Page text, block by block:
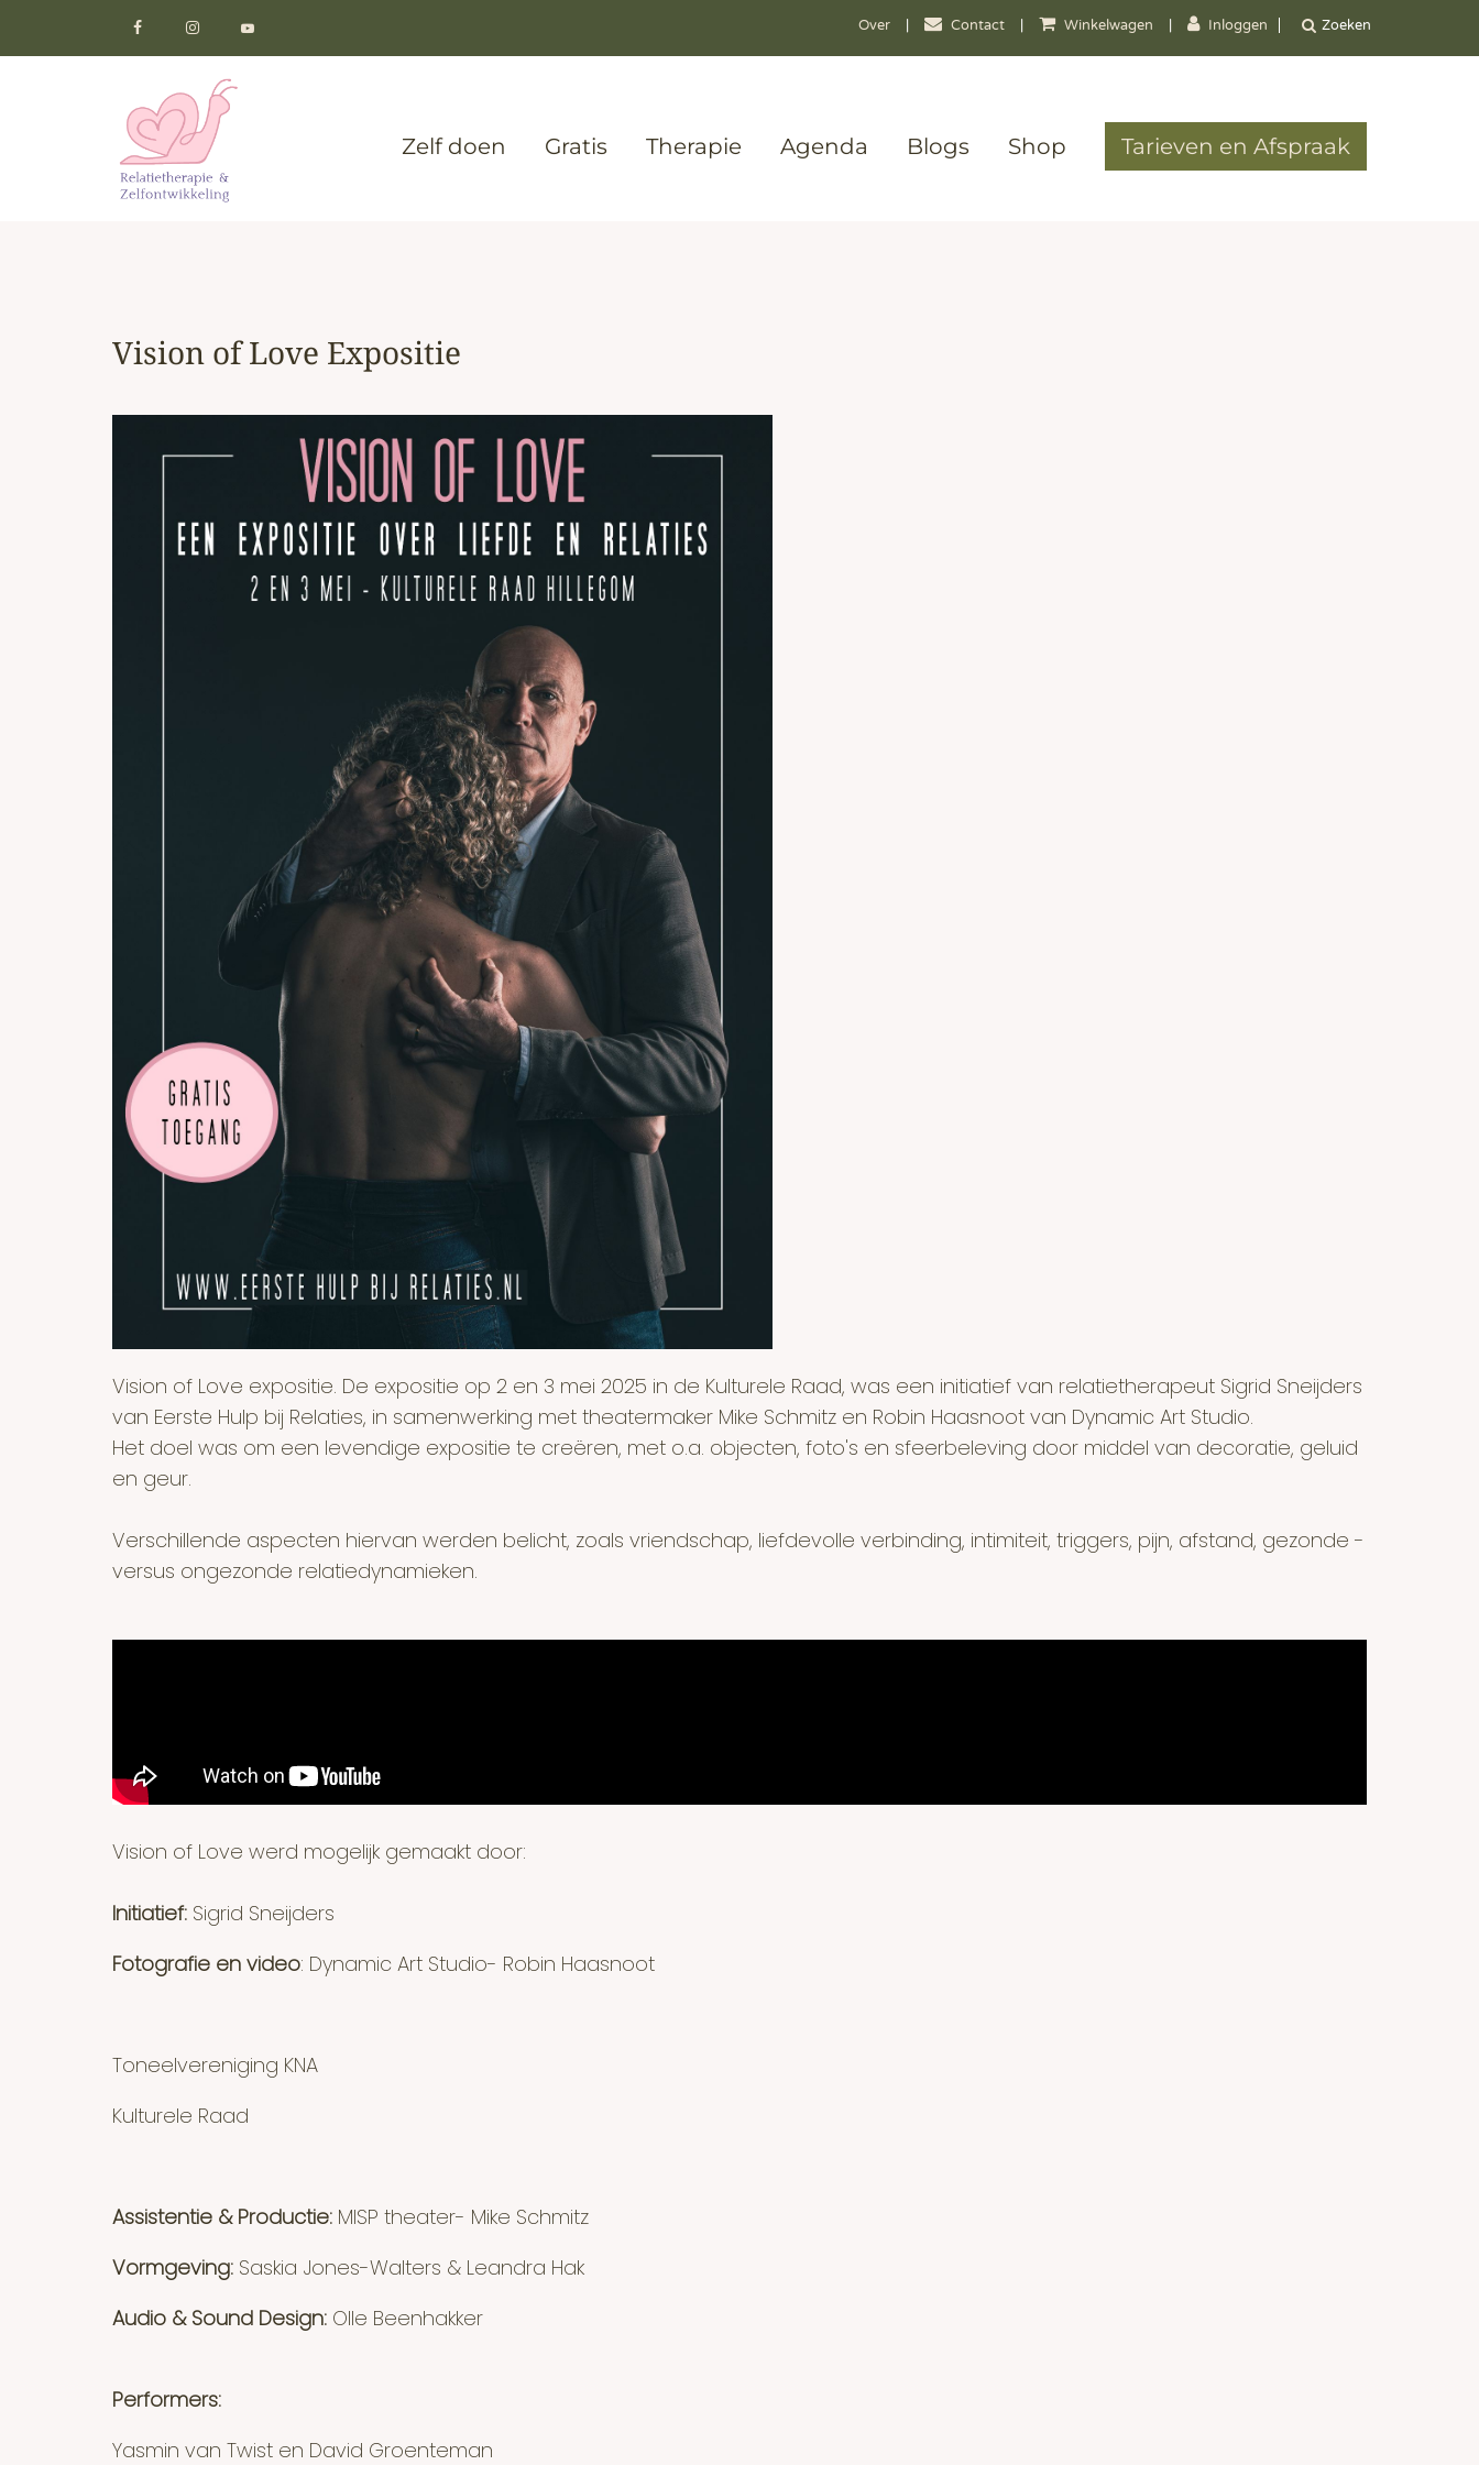
Over | Contact | Winkelwagen | Inloggen
Zelf doen Gratis Therapie Agenda Blogs Shop Tarieven en Afspraak
Vision of Love Expositie
Vision of Love expositie. De expositie op 2 en 3 mei 2025 in de Kulturele Raad, was een initiatief van relatietherapeut Sigrid Sneijders
van Eerste Hulp bij Relaties, in samenwerking met theatermaker Mike Schmitz en Robin Haasnoot van Dynamic Art Studio.
Het doel was om een levendige expositie te creëren, met o.a. objecten, foto's en sfeerbeleving door middel van decoratie, geluid
en geur.
Verschillende aspecten hiervan werden belicht, zoals vriendschap, liefdevolle verbinding, intimiteit, triggers, pijn, afstand, gezonde -
versus ongezonde relatiedynamieken.
Vision of Love werd mogelijk gemaakt door:
Initiatief: Sigrid Sneijders
Fotografie en video: Dynamic Art Studio- Robin Haasnoot
Toneelvereniging KNA
Kulturele Raad
Assistentie & Productie: MISP theater- Mike Schmitz
Vormgeving: Saskia Jones-Walters & Leandra Hak
Audio & Sound Design: Olle Beenhakker
Performers:
Yasmin van Twist en David Groenteman